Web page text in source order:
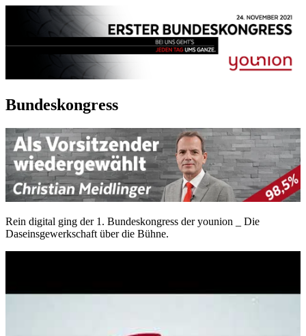
Bundeskongress
Rein digital ging der 1. Bundeskongress der younion _ Die
Daseinsgewerkschaft über die Bühne.